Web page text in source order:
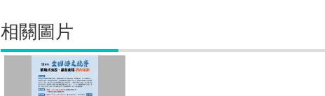
相關圖片